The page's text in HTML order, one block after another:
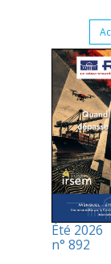
Été 2026
n° 892